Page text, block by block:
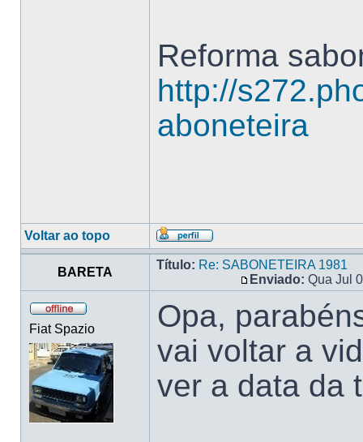
Reforma
http://
aboneteira
Voltar ao topo
BARETA
Título: Re: SABONETEIRA 1981
Enviado: Qua Jul
Fiat Spazio
Opa,
vai voltar a
ver a data da